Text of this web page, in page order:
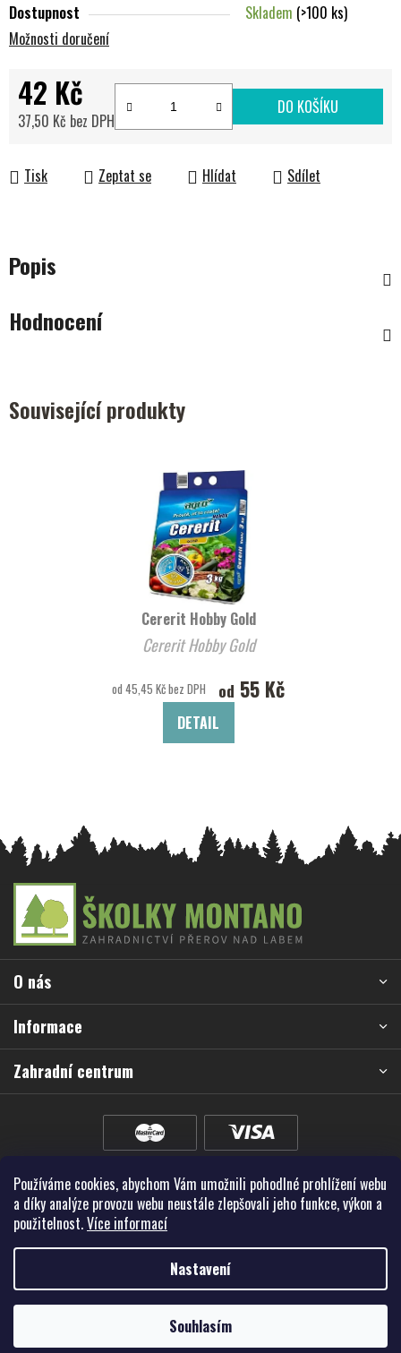
Používáme cookies, abychom Vám umožnili pohodlné prohlížení webu
a díky analýze provozu webu neustále zlepšovali jeho funkce, výkon a
použitelnost.Více informací
Nastavení
Souhlasím
Dostupnost Skladem (>100 ks)
Možnosti doručení
42 Kč
37,50 Kč bez DPH
DO KOŠÍKU
Tisk Zeptat se Hlídat Sdílet
Popis
Hodnocení
Související produkty
Cererit Hobby Gold
Cererit Hobby Gold
od 45,45 Kč bez DPH od 55 Kč
DETAIL
a
í
O nás
Informace
Zahradní centrum
Vytvořil Shoptet Premium
Copyright 2026Školky - Montano, spol. s r.o.. Všechna práva vyhrazena.